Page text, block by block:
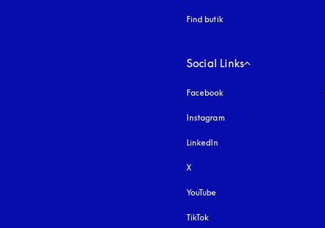
Find butik
Social Links
Facebook
Instagram
LinkedIn
X
YouTube
TikTok